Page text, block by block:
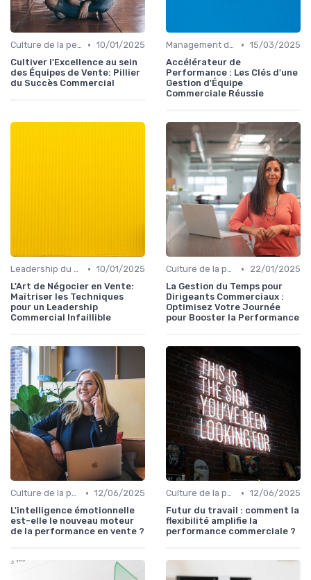
Culture de la performance commerciale • 10/01/2025
Cultiver l'Excellence au sein
des Équipes de Vente: Pillier
du Succès Commercial
Management des équipes commerciales • 15/03/2025
Accélérateur de
Performance : Les Clés d'une
Gestion d'Équipe
Commerciale Réussie
Leadership du directeur commercial • 10/01/2025
L'Art de Négocier en Vente:
Maîtriser les Techniques
pour un Leadership
Commercial Infaillible
Culture de la performance commerciale •
22/01/2025
La Gestion du Temps pour
Dirigeants Commerciaux :
Optimisez Votre Journée
pour Booster la Performance
Culture de la performance commerciale • 12/06/2025
L'intelligence émotionnelle
est-elle le nouveau moteur
de la performance en vente ?
Culture de la performance commerciale • 12/06/2025
Futur du travail : comment la
flexibilité amplifie la
performance commerciale ?